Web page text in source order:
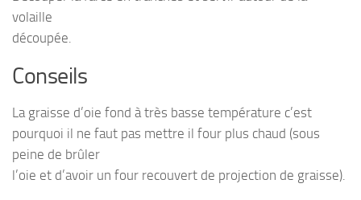
volaille
découpée.
Conseils
La graisse d’oie fond à très basse température c’est
pourquoi il ne faut pas mettre il four plus chaud (sous
peine de brûler
l’oie et d’avoir un four recouvert de projection de graisse).